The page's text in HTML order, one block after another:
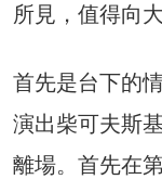
所見，值得向
首先是台下的
演出柴可夫斯
離場。首先在